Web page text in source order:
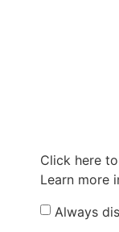
Click here
Learn more
Always